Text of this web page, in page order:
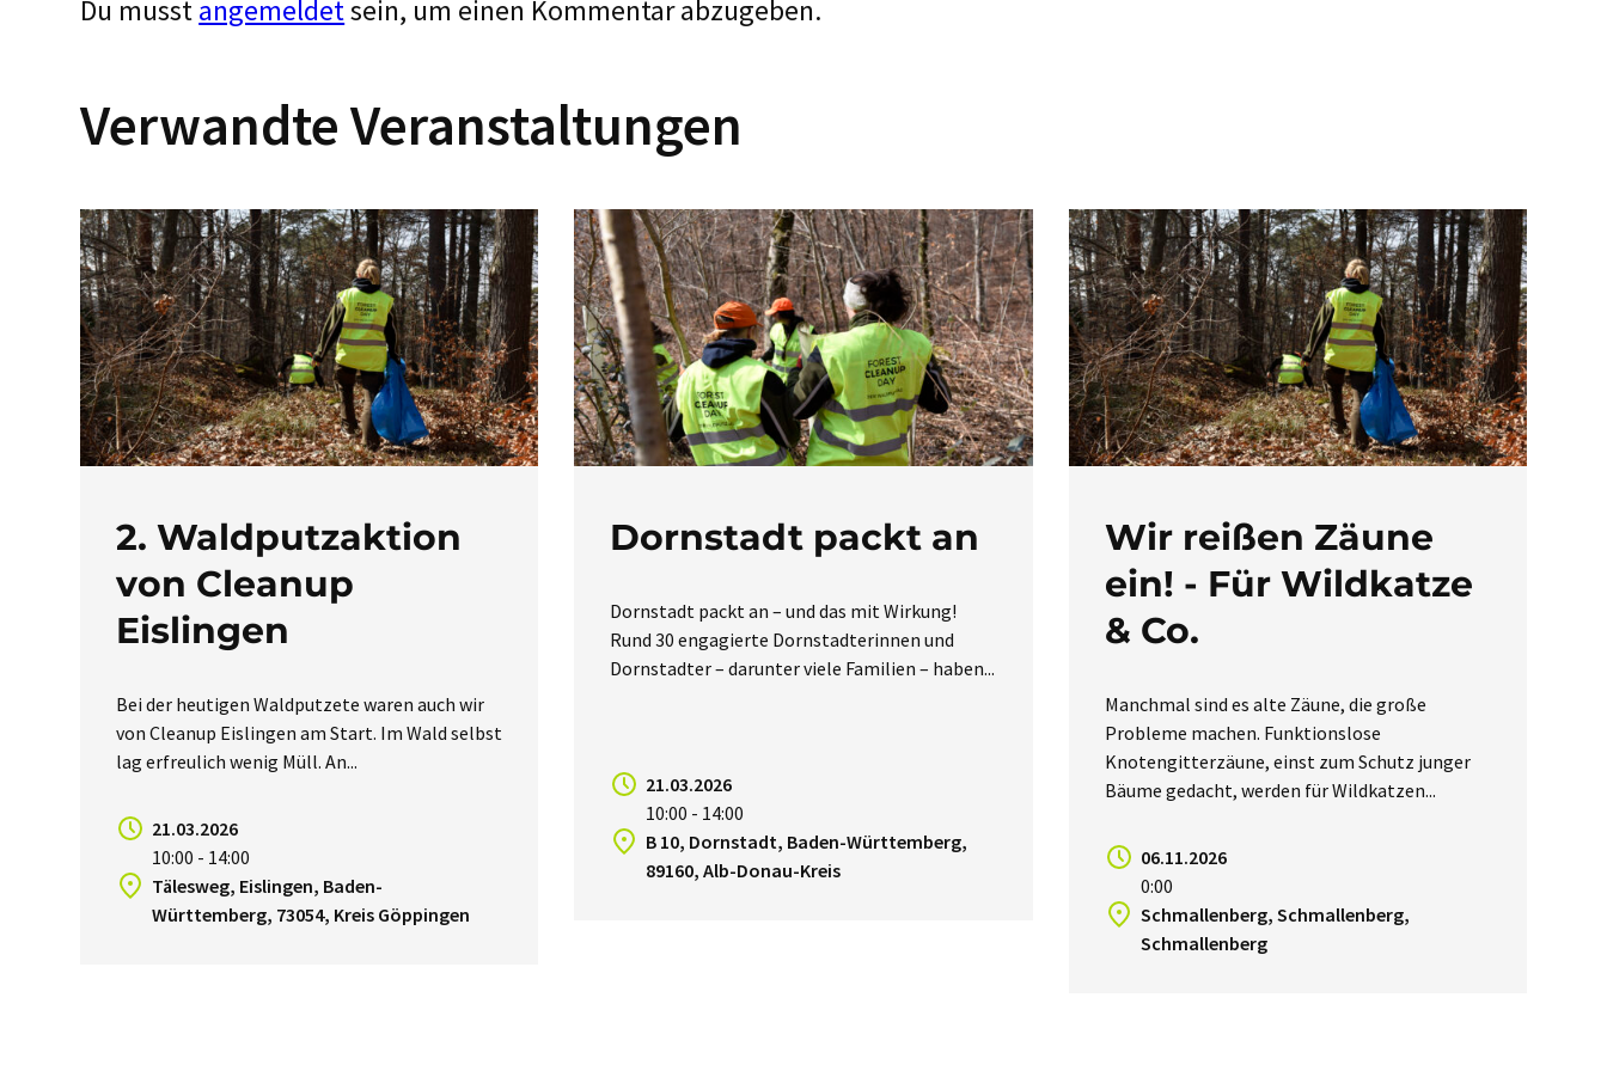
Du musstangemeldetsein, um einen Kommentar abzugeben.
Verwandte Veranstaltungen
2. Waldputzaktion
von Cleanup
Eislingen
Bei der heutigen Waldputzete waren auch wir
von Cleanup Eislingen am Start. Im Wald selbst
lag erfreulich wenig Müll. An...
21.03.2026
10:00 - 14:00
Tälesweg, Eislingen, Baden-
Württemberg, 73054, Kreis Göppingen
Dornstadt packt an
Dornstadt packt an – und das mit Wirkung!
Rund 30 engagierte Dornstadterinnen und
Dornstadter – darunter viele Familien – haben...
21.03.2026
10:00 - 14:00
B 10, Dornstadt, Baden-Württemberg,
89160, Alb-Donau-Kreis
Wir reißen Zäune
ein! - Für Wildkatze
& Co.
Manchmal sind es alte Zäune, die große
Probleme machen. Funktionslose
Knotengitterzäune, einst zum Schutz junger
Bäume gedacht, werden für Wildkatzen...
06.11.2026
0:00
Schmallenberg, Schmallenberg,
Schmallenberg